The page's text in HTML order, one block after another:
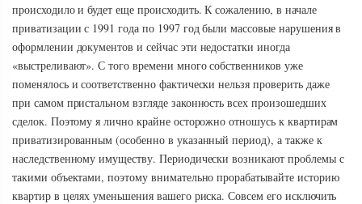
происходило и будет еще происходить. К сожалению, в начале
приватизации с 1991 года по 1997 год были массовые нарушения в
оформлении документов и сейчас эти недостатки иногда
«выстреливают». С того времени много собственников уже
поменялось и соответственно фактически нельзя проверить даже
при самом пристальном взгляде законность всех произошедших
сделок. Поэтому я лично крайне осторожно отношусь к квартирам
приватизированным (особенно в указанный период), а также к
наследственному имуществу. Периодически возникают проблемы с
такими объектами, поэтому внимательно прорабатывайте историю
квартир в целях уменьшения вашего риска. Совсем его исключить